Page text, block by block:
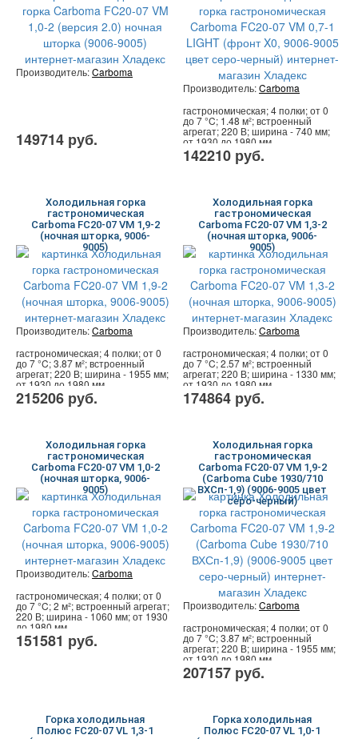
Производитель:Carboma
149714 руб.
Производитель:Carboma
гастрономическая; 4 полки; от 0
до 7 °C; 1.48 м²; встроенный
агрегат; 220 В; ширина - 740 мм;
от 1930 до 1980 мм
142210 руб.
Холодильная горка
гастрономическая
Carboma FC20-07 VM 1,9-2
(ночная шторка, 9006-
9005)
Производитель:Carboma
гастрономическая; 4 полки; от 0
до 7 °C; 3.87 м²; встроенный
агрегат; 220 В; ширина - 1955 мм;
от 1930 до 1980 мм
215206 руб.
Холодильная горка
гастрономическая
Carboma FC20-07 VM 1,3-2
(ночная шторка, 9006-
9005)
Производитель:Carboma
гастрономическая; 4 полки; от 0
до 7 °C; 2.57 м²; встроенный
агрегат; 220 В; ширина - 1330 мм;
от 1930 до 1980 мм
174864 руб.
Холодильная горка
гастрономическая
Carboma FC20-07 VM 1,0-2
(ночная шторка, 9006-
9005)
Производитель:Carboma
гастрономическая; 4 полки; от 0
до 7 °C; 2 м²; встроенный агрегат;
220 В; ширина - 1060 мм; от 1930
до 1980 мм
151581 руб.
Холодильная горка
гастрономическая
Carboma FC20-07 VM 1,9-2
(Carboma Cube 1930/710
ВХСп-1,9) (9006-9005 цвет
серо-черный)
Производитель:Carboma
гастрономическая; 4 полки; от 0
до 7 °C; 3.87 м²; встроенный
агрегат; 220 В; ширина - 1955 мм;
от 1930 до 1980 мм
207157 руб.
Горка холодильная
Полюс FC20-07 VL 1,3-1
Горка холодильная
Полюс FC20-07 VL 1,0-1